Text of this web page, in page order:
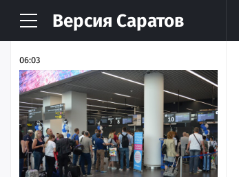
Версия Саратов
НОВОСТИ АРХИВ
06:03